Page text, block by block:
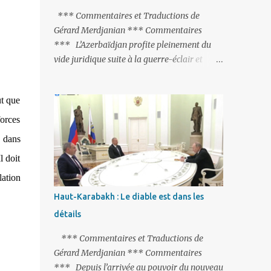
que
doit
peine de mort est rétablie ; Et des menaces
non voilées envers les Etats-Unis : «Si Gülen
n'est pas extradé, les États-Unis sacrifieront
les relations bilatérales à cause de ce
*** Commentaires et Traductions de
Gérard Merdjanian *** Commentaires
*** L’Azerbaïdjan profite pleinement du
vide juridique suite à la guerre-éclair et
frontière entre l’Arménie et la Turquie
(268km) est essentiellement gardée par des
gardes-frontière russes rattachés à la base
militaire russe 102 de Gumri. On ne sait
jamais si l’envie prenait au zigoto d’en face
d’envoyer ses chars sur Erevan (1). Si les
221km de frontière avec le Nakhitchevan,
pas de problèmes majeurs, il n’en est pas de
même des 566km avec l’Azerbaïdjan. Bakou,
profitant de la faiblesse de l’Arménie et
surtout du fait que ce sont exclusivement des
Haut-Karabakh : Le diable est dans les
détails
*** Commentaires et Traductions de
Gérard Merdjanian *** Commentaires
*** Depuis l’arrivée au pouvoir du nouveau